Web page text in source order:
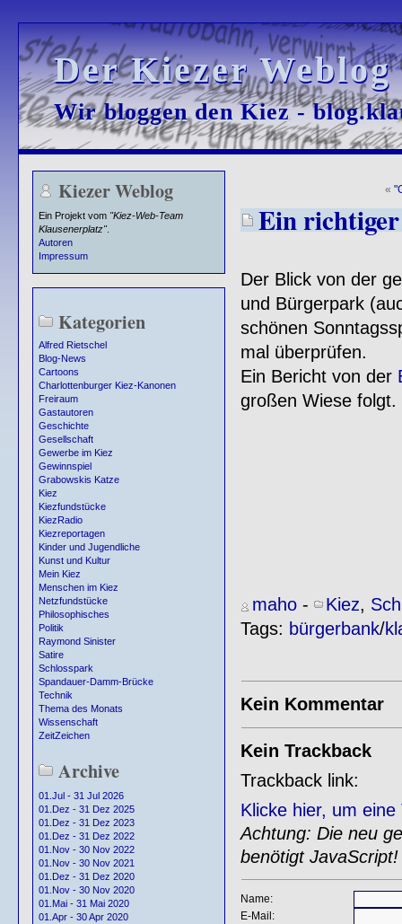
Der Kiezer
Der Kiezer
Wir bloggen den Kiez -
Wir bloggen den Kiez -
Kiezer Weblog
Ein Projekt vom "Kiez-Web-Team
Klausenerplatz".
Autoren
Impressum
Kategorien
Alfred Rietschel
Blog-News
Cartoons
Charlottenburger Kiez-Kanonen
Freiraum
Gastautoren
Geschichte
Gesellschaft
Gewerbe im Kiez
Gewinnspiel
Grabowskis Katze
Kiez
Kiezfundstücke
KiezRadio
Kiezreportagen
Kinder und Jugendliche
Kunst und Kultur
Mein Kiez
Menschen im Kiez
Netzfundstücke
Philosophisches
Politik
Raymond Sinister
Satire
Schlosspark
Spandauer-Damm-Brücke
Technik
Thema des Monats
Wissenschaft
ZeitZeichen
Archive
01.Jul - 31 Jul 2026
01.Dez - 31 Dez 2025
01.Dez - 31 Dez 2023
01.Dez - 31 Dez 2022
01.Nov - 30 Nov 2022
01.Nov - 30 Nov 2021
01.Dez - 31 Dez 2020
01.Nov - 30 Nov 2020
01.Mai - 31 Mai 2020
01.Apr - 30 Apr 2020
«
Ein
Der Blick von der
und Bürgerpark
schönen
mal überprüfen.
Ein Bericht von der
großen Wiese folgt.
maho- Kiez,
Tags: bürgerbank/
Kein Kommentar
Kein Trackback
Trackback link:
Klicke hier, um
Achtung: Die neu
benötigt JavaScript!
Name:
E-Mail: